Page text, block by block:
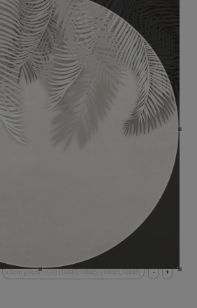
+
-
x:0cm y:0cm | (0,0) (10885,10885) (10885,10885)